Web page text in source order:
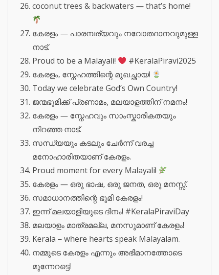
coconut trees & backwaters — that’s home!
കേരളം — പാരമ്പര്യവും നവോത്ഥാനവുമുള്ള
നാട്.
Proud to be a Malayali!
#KeralaPiravi2025
കേരളം, സ്നേഹത്തിന്റെ മുഖച്ഛായ!
Today we celebrate God’s Own Country!
ജന്മഭൂമിക്ക് പ്രണാമം, മലയാളത്തിന് നമനം!
കേരളം — സ്നേഹവും സാംസ്കാരികതയും
നിറഞ്ഞ നാട്.
സന്ധ്യയും കടലും ചേർന്ന് വരച്ച
മനോഹാരിതയാണ് കേരളം.
Proud moment for every Malayali!
കേരളം — ഒരു ഭാഷ, ഒരു ജനത, ഒരു മനസ്സ്.
സമാധാനത്തിന്റെ ഭൂമി കേരളം!
ഇന്ന് മലയാളിയുടെ ദിനം! #KeralaPiraviDay
മലയാളം മാത്രമല്ല, മനസുമാണ് കേരളം!
Kerala – where hearts speak Malayalam.
നമ്മുടെ കേരളം എന്നും അഭിമാനത്തോടെ
മുന്നേറട്ടെ!